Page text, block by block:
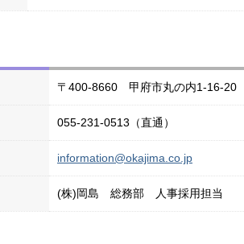
〒400-8660 甲府市丸の内1-16-20
055-231-0513（直通）
information@okajima.co.jp
(株)岡島 総務部 人事採用担当